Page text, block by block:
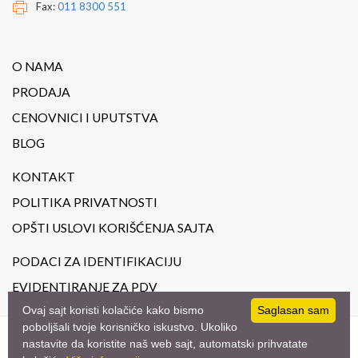
Fax:011 8300 551
O NAMA
PRODAJA
CENOVNICI I UPUTSTVA
BLOG
KONTAKT
POLITIKA PRIVATNOSTI
OPŠTI USLOVI KORIŠĆENJA SAJTA
PODACI ZA IDENTIFIKACIJU
EVIDENTIRANJE ZA PDV
© 2023JoilArt.- All Rights Reserved. Design bystudio triD
Saglasan sam
Ovaj sajt koristi kolačiće kako bismo
poboljšali tvoje korisničko iskustvo. Ukoliko
nastavite da koristite naš web sajt, automatski prihvatate